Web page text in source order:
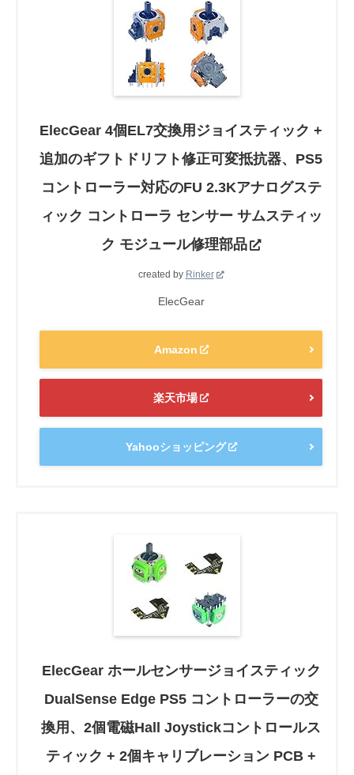
ElecGear 4個EL7交換用ジョイスティック +
追加のギフトドリフト修正可変抵抗器、PS5
コントローラー対応のFU 2.3Kアナログステ
ィック コントローラ センサー サムスティッ
ク モジュール修理部品
created by Rinker
ElecGear
Amazon
楽天市場
Yahooショッピング
ElecGear ホールセンサージョイスティック
DualSense Edge PS5 コントローラーの交
換用、2個電磁Hall Joystickコントロールス
ティック + 2個キャリブレーション PCB +